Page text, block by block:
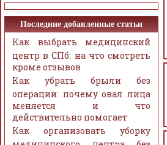
Последние добавленные статьи
Как выбрать медицинский
центр в СПб: на что смотреть
кроме отзывов
Как убрать брыли без
операции: почему овал лица
меняется и что
действительно помогает
Как организовать уборку
медицинского центра без